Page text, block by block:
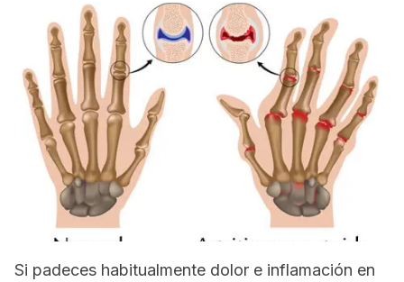
Si padeces habitualmente dolor e inflamación en